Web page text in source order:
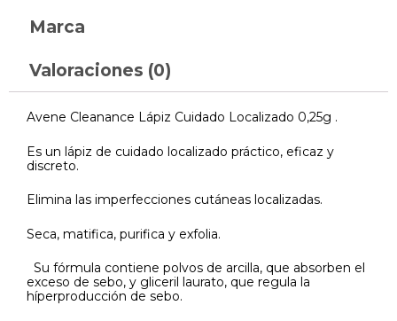
Marca
Valoraciones (0)
Avene Cleanance Lápiz Cuidado Localizado 0,25g .
Es un lápiz de cuidado localizado práctico, eficaz y
discreto.
Elimina las imperfecciones cutáneas localizadas.
Seca, matifica, purifica y exfolia.
Su fórmula contiene polvos de arcilla, que absorben el
exceso de sebo, y gliceril laurato, que regula la
híperproducción de sebo.